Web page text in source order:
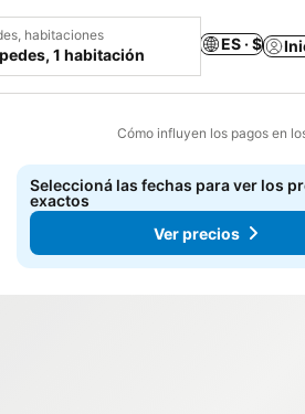
habitaciones
1 habitación
ES · $
Cómo influyen los pagos en
a favoritos
Seleccioná las fechas para ver los
exactos
Ver precios